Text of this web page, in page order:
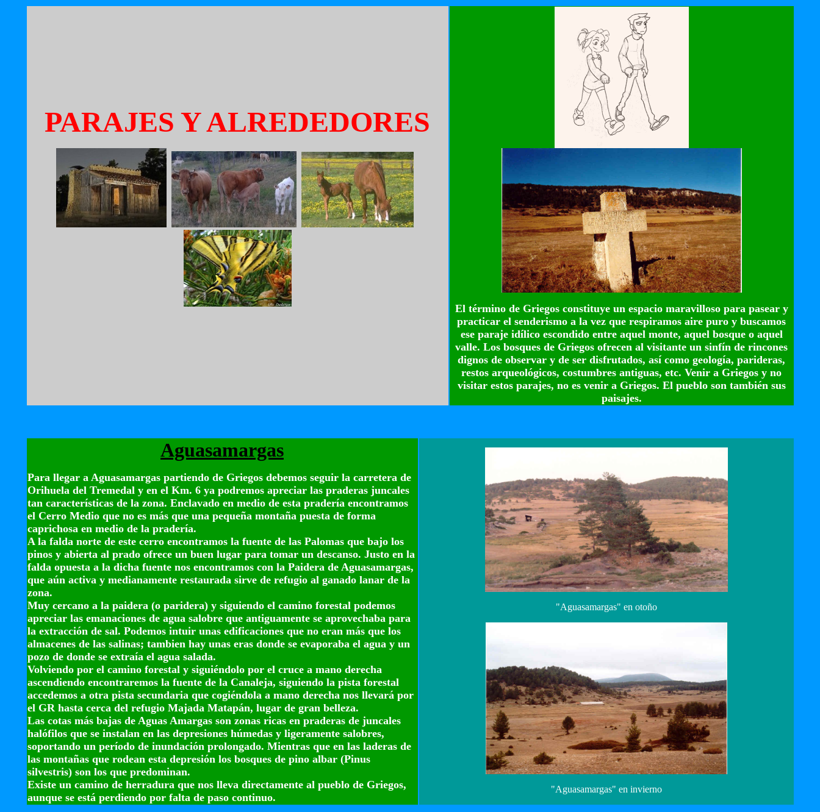
PARAJES Y ALREDEDORES
El término de Griegos constituye un espacio maravilloso para pasear y
practicar el senderismo a la vez que respiramos aire puro y buscamos
ese paraje idílico escondido entre aquel monte, aquel bosque o aquel
valle. Los bosques de Griegos ofrecen al visitante un sinfín de rincones
dignos de observar y de ser disfrutados, así como geología, parideras,
restos arqueológicos, costumbres antiguas, etc. Venir a Griegos y no
visitar estos parajes, no es venir a Griegos. El pueblo son también sus
paisajes.
Aguasamargas
Para llegar a Aguasamargas partiendo de Griegos debemos seguir la carretera de
Orihuela del Tremedal y en el Km. 6 ya podremos apreciar las praderas juncales
tan características de la zona. Enclavado en medio de esta pradería encontramos
el Cerro Medio que no es más que una pequeña montaña puesta de forma
caprichosa en medio de la pradería.
A la falda norte de este cerro encontramos la fuente de las Palomas que bajo los
pinos y abierta al prado ofrece un buen lugar para tomar un descanso. Justo en la
falda opuesta a la dicha fuente nos encontramos con la Paidera de Aguasamargas,
que aún activa y medianamente restaurada sirve de refugio al ganado lanar de la
zona.
Muy cercano a la paidera (o paridera) y siguiendo el camino forestal podemos
apreciar las emanaciones de agua salobre que antiguamente se aprovechaba para
la extracción de sal. Podemos intuir unas edificaciones que no eran más que los
almacenes de las salinas; tambien hay unas eras donde se evaporaba el agua y un
pozo de donde se extraía el agua salada.
Volviendo por el camino forestal y siguiéndolo por el cruce a mano derecha
ascendiendo encontraremos la fuente de la Canaleja, siguiendo la pista forestal
accedemos a otra pista secundaria que cogiéndola a mano derecha nos llevará por
el GR hasta cerca del refugio Majada Matapán, lugar de gran belleza.
Las cotas más bajas de Aguas Amargas son zonas ricas en praderas de juncales
halófilos que se instalan en las depresiones húmedas y ligeramente salobres,
soportando un período de inundación prolongado. Mientras que en las laderas de
las montañas que rodean esta depresión los bosques de pino albar (Pinus
silvestris) son los que predominan.
Existe un camino de herradura que nos lleva directamente al pueblo de Griegos,
aunque se está perdiendo por falta de paso continuo.
"Aguasamargas" en otoño
"Aguasamargas" en invierno